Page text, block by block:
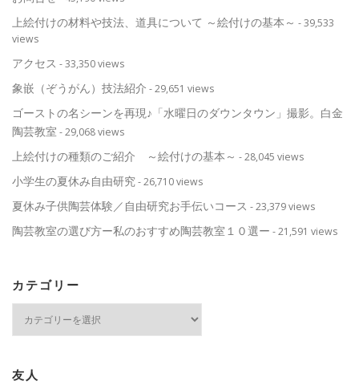
上絵付けの材料や技法、道具について ～絵付けの基本～ - 39,533
views
アクセス - 33,350 views
象嵌（ぞうがん）技法紹介 - 29,651 views
ゴーストの名シーンを再現♪「水曜日のダウンタウン」撮影。白金
陶芸教室 - 29,068 views
上絵付けの種類のご紹介 ～絵付けの基本～ - 28,045 views
小学生の夏休み自由研究- 26,710 views
夏休み子供陶芸体験／自由研究お手伝いコース - 23,379 views
陶芸教室の選び方ー私のおすすめ陶芸教室１０選ー - 21,591 views
カテゴリー
ー
友人